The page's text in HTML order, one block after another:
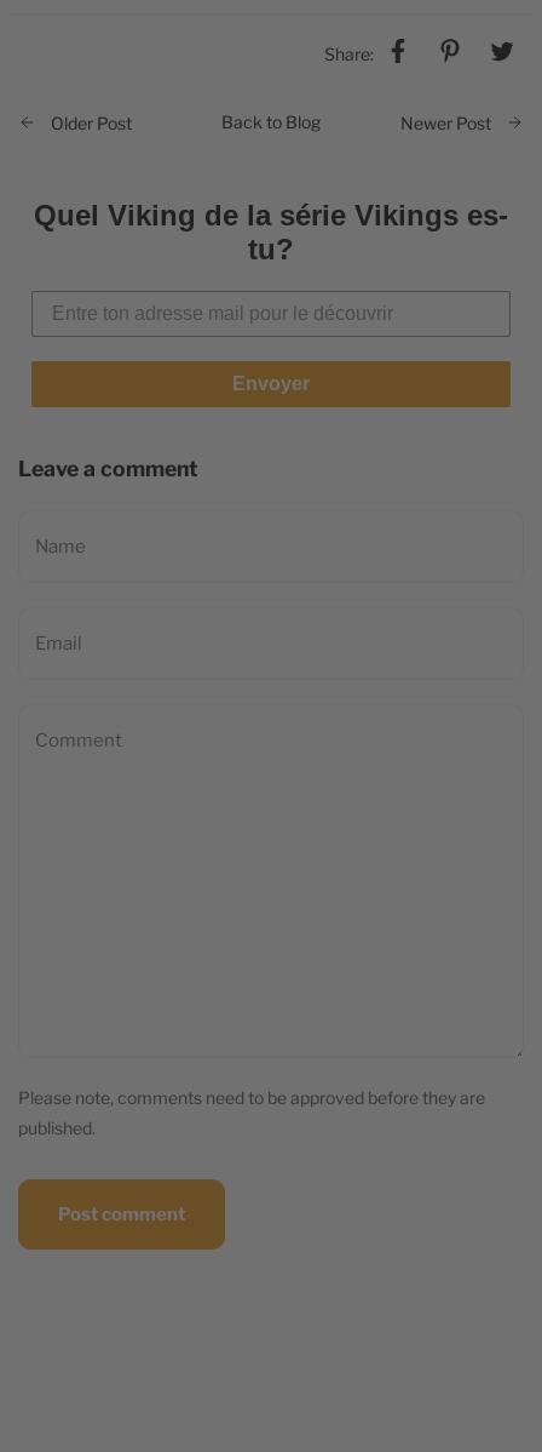
Share:
Older Post Back to Blog Newer Post
Quel Viking de la série Vikings es-
tu?
Envoyer
Leave a comment
Please note, comments need to be approved before they are
published.